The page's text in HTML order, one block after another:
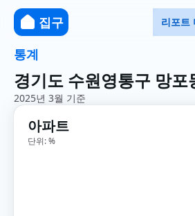
집구 리포트
통계
경기도 수원영통구 망포
2025년 3월 기준
아파트
단위: %